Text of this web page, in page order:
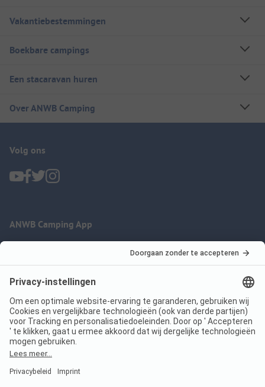
Vakantiebestemmingen
Boekbare campings
Een stacaravan huren
Over ANWB Camping
Volg ons
ANWB Camping App
Imprint
Jouw privacy
Voorwaarden
Wet digitale diensten